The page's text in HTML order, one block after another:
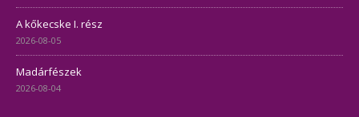
A kőkecske I. rész
2026-08-05
Madárfészek
2026-08-04